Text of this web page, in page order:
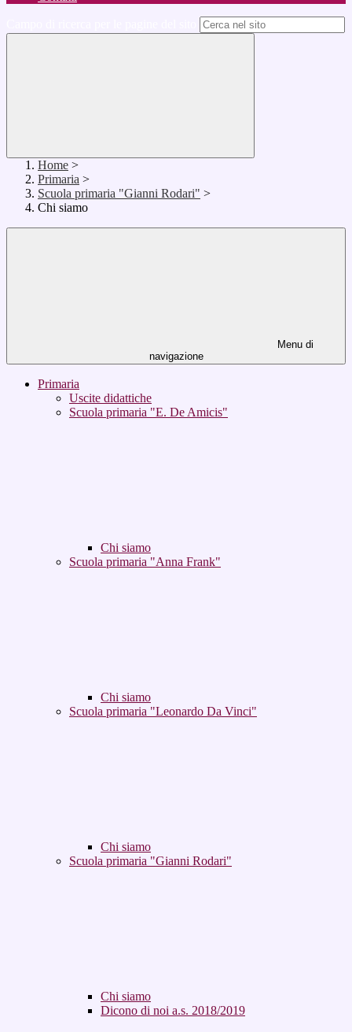
Home >
Primaria >
Scuola primaria "Gianni Rodari" >
Chi siamo
Menu di
navigazione
Primaria
Uscite didattiche
Scuola primaria "E. De Amicis"
Chi siamo
Scuola primaria "Anna Frank"
Chi siamo
Scuola primaria "Leonardo Da Vinci"
Chi siamo
Scuola primaria "Gianni Rodari"
Chi siamo
Dicono di noi a.s. 2018/2019